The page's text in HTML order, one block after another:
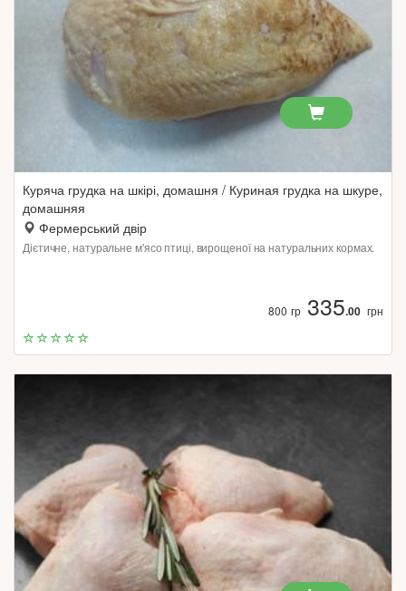
Куряча грудка на шкірі, домашня / Куриная грудка на шкуре,
домашняя
Фермерський двір
Дієтичне, натуральне м'ясо птиці, вирощеної на натуральних кормах.
800 гр335.00 грн